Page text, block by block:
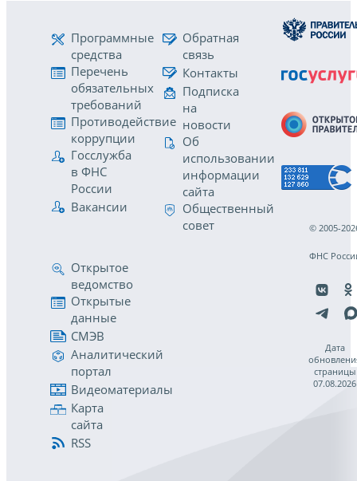
Программные
средства
Перечень
обязательных
требований
Противодействие
коррупции
Госслужба
в ФНС
России
Вакансии
Обратная
связь
Контакты
Подписка
на
новости
Об
использовании
информации
сайта
Общественный
совет
Открытое
ведомство
Открытые
данные
СМЭВ
Аналитический
портал
Видеоматериалы
Карта
сайта
RSS
© 2005-
ФНС
Дата
страницы
07.08.2026